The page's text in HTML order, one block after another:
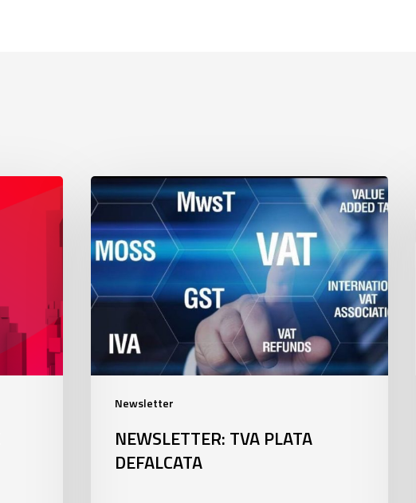
Newsletter
Newsletter:
TVA
plata
defalcata
NEWSLETTER: TVA PLATA
DEFALCATA